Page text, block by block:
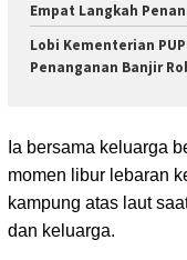
Empat Langkah
Lobi Kementerian
Penanganan Banjir
Ia bersama keluarga
momen libur lebaran
kampung atas laut
dan keluarga.